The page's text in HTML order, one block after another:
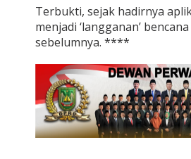
Terbukti, sejak hadirnya
menjadi ‘langganan’
sebelumnya. ****